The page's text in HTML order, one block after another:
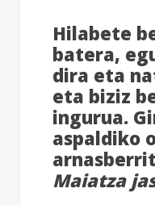
Hilabete
batera,
dira eta
eta biziz
ingurua.
aspaldiko
Maiatza